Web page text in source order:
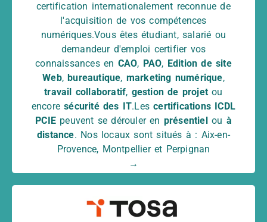
certification internationalement reconnue de
l'acquisition de vos compétences
numériques.Vous êtes étudiant, salarié ou
demandeur d'emploi certifier vos
connaissances en CAO, PAO, Edition de site
Web, bureautique, marketing numérique,
travail collaboratif, gestion de projet ou
encoresécurité des IT.Lescertifications ICDL
PCIEpeuvent se dérouler en présentiel ou à
distance. Nos locaux sont situés à : Aix-en-
Provence, Montpellier et Perpignan
→
Revit : 12,50%
Année 2023 : 16,84% pour 95
certifications
- PCIE Photoshop : 16,67% - PCIE Illustrator :
25% - PCIE InDesign : 0% - PCIE Sketchup :
16,67% - PCIE WordPress : 45,45% - PCIE
Revit : 6,90%
Année 2024 : 14,75% pour 70
certifications
- PCIE InDesign : 0% - PCIE Sketchup :
14,71% - PCIE WordPress : 0% - PCIE Revit :
13,33% - PCIE SolidWorks : 33,33% - PCIE
Taux de réussite aux certifications TOSA :
Année 2022 : 54,91% pour 57
certifications